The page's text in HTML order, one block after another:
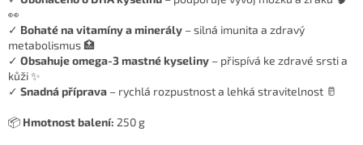
👀
✓ Bohaté na vitamíny a minerály – silná imunita a zdravý
metabolismus 🏥
✓ Obsahuje omega-3 mastné kyseliny – přispívá ke zdravé srsti a
kůži ✨
✓ Snadná příprava – rychlá rozpustnost a lehká stravitelnost 🥛
📦 Hmotnost balení: 250 g